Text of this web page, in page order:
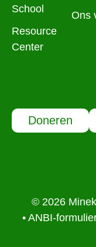
School
Resource
Center
Ons
Doneren
© 2026
• ANBI-